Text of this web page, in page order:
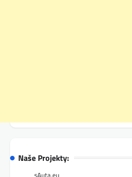
Naše Projekty:
sAuta.eu